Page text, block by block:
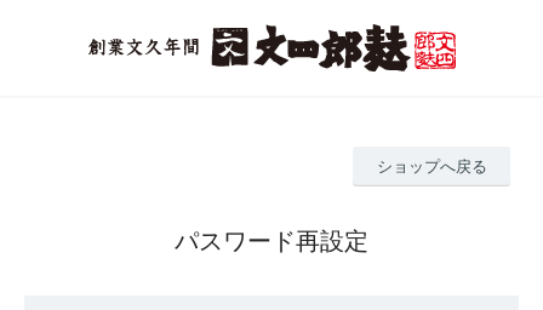
ショップへ戻る
パスワード再設定